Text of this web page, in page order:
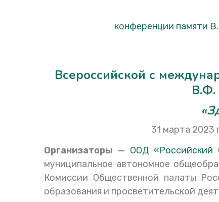
конференции памяти
Всероссийской с
В.Ф.
31
Организаторы — ООД «Российский
муниципальное автономное
Комиссии Общественной палаты
образования и просветительской